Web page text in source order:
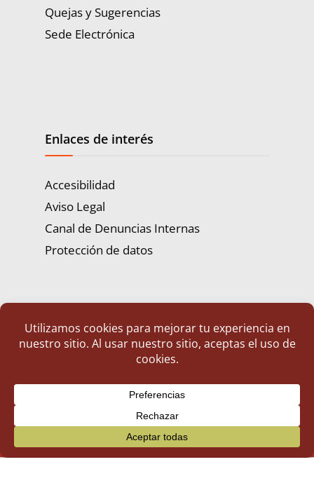
Quejas y Sugerencias
Sede Electrónica
Enlaces de interés
Accesibilidad
Aviso Legal
Canal de Denuncias Internas
Protección de datos
Portal de Transparencia | Diputación de Badajoz